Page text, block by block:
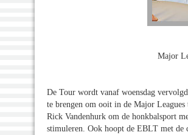
Major
De Tour wordt vanaf woensdag
te brengen om ooit in de Major
Rick Vandenhurk om de honkbalsport
stimuleren. Ook hoopt de EBLT met de